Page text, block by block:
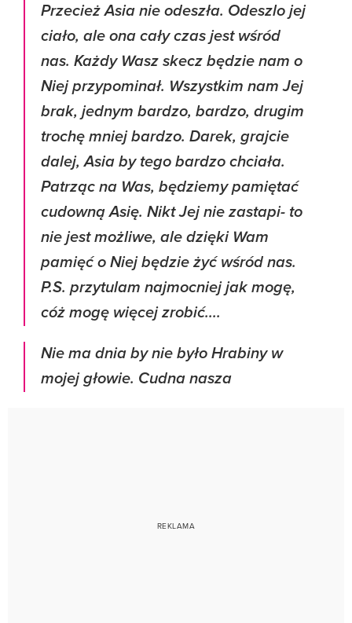
Przecież Asia nie odeszła. Odeszlo jej
ciało, ale ona cały czas jest wśród
nas. Każdy Wasz skecz będzie nam o
Niej przypominał. Wszystkim nam Jej
brak, jednym bardzo, bardzo, drugim
trochę mniej bardzo. Darek, grajcie
dalej, Asia by tego bardzo chciała.
Patrząc na Was, będziemy pamiętać
cudowną Asię. Nikt Jej nie zastapi- to
nie jest możliwe, ale dzięki Wam
pamięć o Niej będzie żyć wśród nas.
P.S. przytulam najmocniej jak mogę,
cóż mogę więcej zrobić....
Nie ma dnia by nie było Hrabiny w
mojej głowie. Cudna nasza